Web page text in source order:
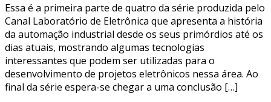
Essa é a primeira parte de quatro da série produzida pelo
Canal Laboratório de Eletrônica que apresenta a história
da automação industrial desde os seus primórdios até os
dias atuais, mostrando algumas tecnologias
interessantes que podem ser utilizadas para o
desenvolvimento de projetos eletrônicos nessa área. Ao
final da série espera-se chegar a uma conclusão […]